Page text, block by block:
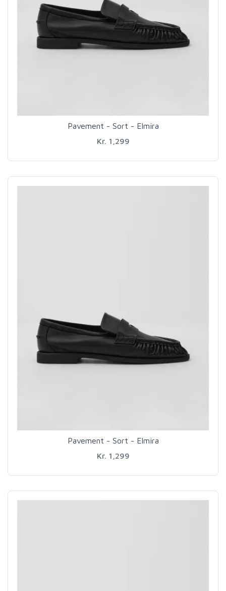
Pavement - Sort - Elmira
Kr. 1,299
Pavement - Sort - Elmira
Kr. 1,299